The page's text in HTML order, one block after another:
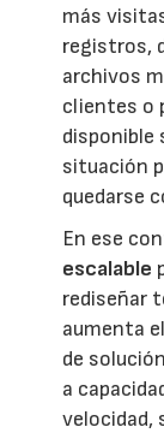
más
registros,
archivos
clientes o
disponible
situación
quedarse
En ese
escalable
rediseñar
aumenta
de
a
velocidad,